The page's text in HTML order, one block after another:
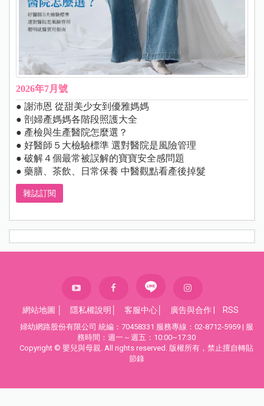
2026年7月號
● 謝沛恩 從甜美少女到優雅媽媽
● 剖婦產媽媽各階段照護大全
● 產檢與生產醫院怎麼選？
● 好醫師５大檢驗標準 選對醫院是風險管理
● 破解４個最常被誤解的寶寶安全感問題
● 藥膳、茶飲、日常保養 中醫觀點看產後掉髮
雜誌訂閱
網站地圖 隱私權說明 客服中心 廣告與合作 RSS
婦幼網路股份有限公司 統編：70458331 服務專線：02-8712-5959 | 服
務時間：週一～週五：10:00~17:30
Copyright © 嬰兒與母親. All rights reserved. 版權所有，禁止擅自轉貼
節錄